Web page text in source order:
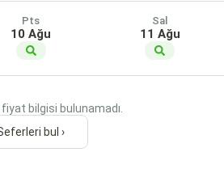
Pts
10 Ağu
Sal
11 Ağu
bilgisi bulunamadı.
bul ›